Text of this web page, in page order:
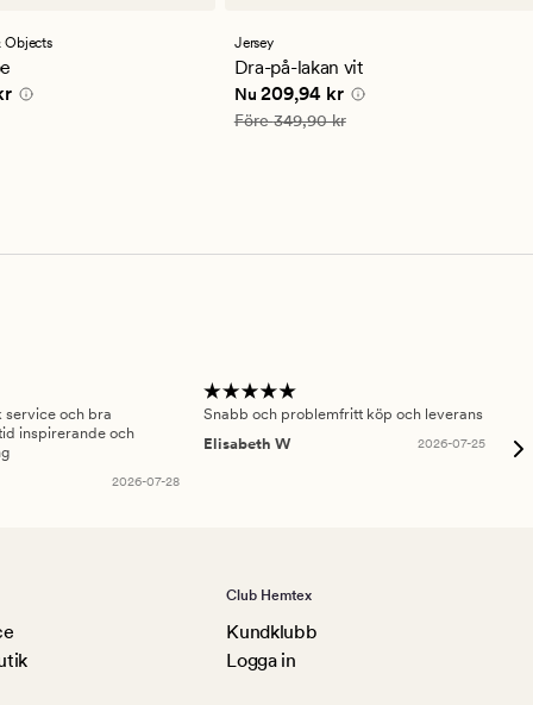
Objects
kr
ett
genomsnittligt
betyg
på
4.5
Jersey
Dra-på-lakan vit
Nuvarande pris
Nu 209,94 kr
Ordinarie pris 349,90 kr
Före349,90 kr
service och bra
inspirerande och
2026-07-28
Snabb och problemfritt köp och leverans
Elisabeth W
2026-07-25
Club Hemtex
Kundklubb
Logga in